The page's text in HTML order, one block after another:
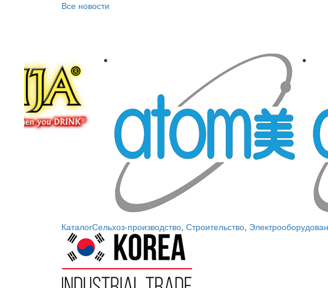
Все новости
КаталогСельхоз-производство, Строительство,